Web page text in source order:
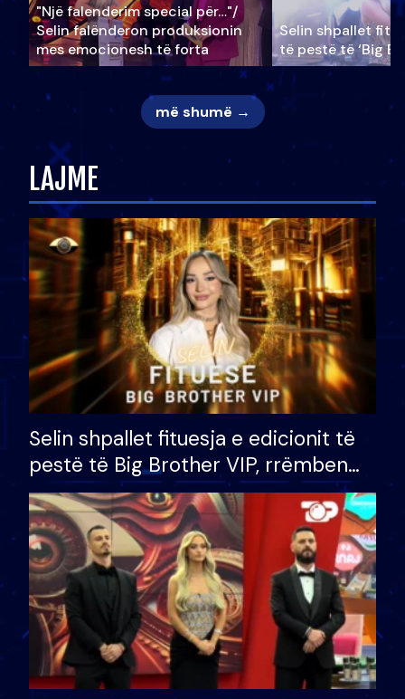
"Një falenderim special për…"/
Selin falënderon produksionin
mes emocionesh të forta
Selin shpallet
të pestë të ‘Big
më shumë →
LAJME
Selin shpallet fituesja e edicionit të
pestë të Big Brother VIP, rrëmben
çmimin e madh prej 100 mijë eurosh